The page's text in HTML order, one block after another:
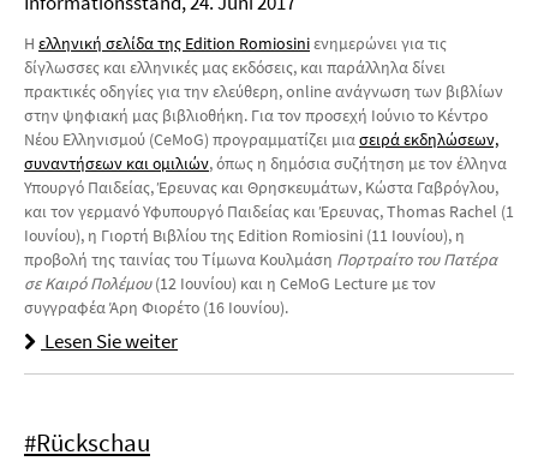
Η ελληνική σελίδα της Edition Romiosiniενημερώνει για τις
δίγλωσσες και ελληνικές μας εκδόσεις, και παράλληλα δίνει
πρακτικές οδηγίες για την ελεύθερη, online ανάγνωση των βιβλίων
στην ψηφιακή μας βιβλιοθήκη. Για τον προσεχή Ιούνιο το Κέντρο
Νέου Ελληνισμού (CeMoG) προγραμματίζει μιασειρά εκδηλώσεων,
συναντήσεων και ομιλιών, όπως η δημόσια συζήτηση με τον έλληνα
Υπουργό Παιδείας, Έρευνας και Θρησκευμάτων, Κώστα Γαβρόγλου,
και τον γερμανό Υφυπουργό Παιδείας και Έρευνας, Thomas Rachel (1
Ιουνίου), η Γιορτή Βιβλίου της Edition Romiosini (11 Ιουνίου), η
προβολή της ταινίας του Τίμωνα Κουλμάση Πορτραίτο του Πατέρα
σε Καιρό Πολέμου(12 Ιουνίου) και η CeMoG Lecture με τον
συγγραφέα Άρη Φιορέτο (16 Ιουνίου).
Lesen Sie weiter
#Rückschau